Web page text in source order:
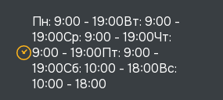
Пн: 9:00 - 19:00Вт: 9:00 -
19:00Ср: 9:00 - 19:00Чт:
9:00 - 19:00Пт: 9:00 -
19:00Сб: 10:00 - 18:00Вс:
10:00 - 18:00